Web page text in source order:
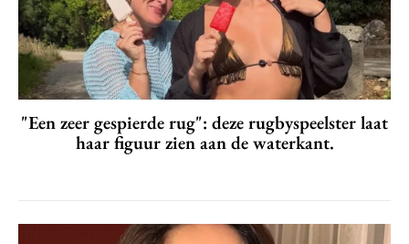
"Een zeer gespierde rug": deze rugbyspeelster laat
haar figuur zien aan de waterkant.